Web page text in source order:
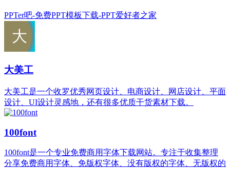
PPTer吧-免费PPT模板下载-PPT爱好者之家
大美工
大美工是一个收罗优秀网页设计、电商设计、网店设计、平面
设计、UI设计灵感地，还有很多优质干货素材下载。
100font
100font是一个专业免费商用字体下载网站。专注于收集整理
分享免费商用字体、免版权字体、没有版权的字体、无版权的